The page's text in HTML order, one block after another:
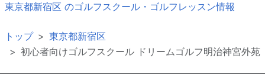
東京都新宿区 のゴルフスクール・ゴルフレッスン情報
トップ
東京都新宿区
初心者向けゴルフスクール ドリームゴルフ明治神宮外苑